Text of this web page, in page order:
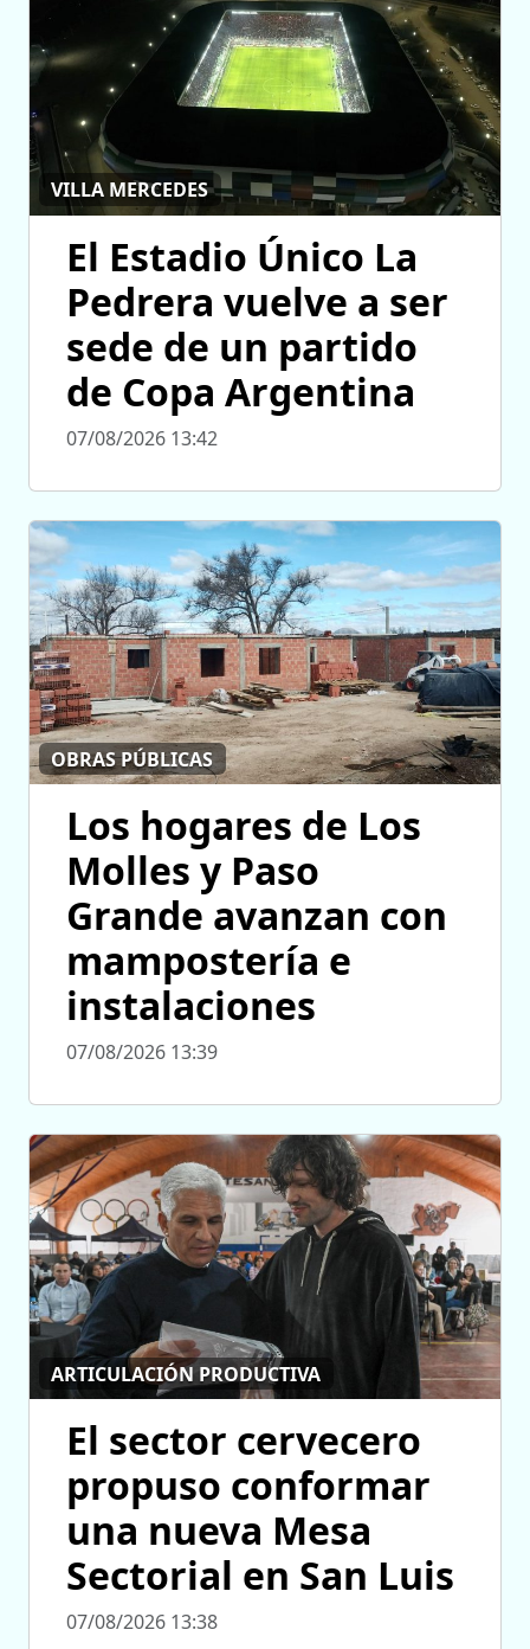
VILLA MERCEDES
El Estadio Único La
Pedrera vuelve a ser
sede de un partido
de Copa Argentina
07/08/2026 13:42
OBRAS PÚBLICAS
Los hogares de Los
Molles y Paso
Grande avanzan con
mampostería e
instalaciones
07/08/2026 13:39
ARTICULACIÓN PRODUCTIVA
El sector cervecero
propuso conformar
una nueva Mesa
Sectorial en San Luis
07/08/2026 13:38